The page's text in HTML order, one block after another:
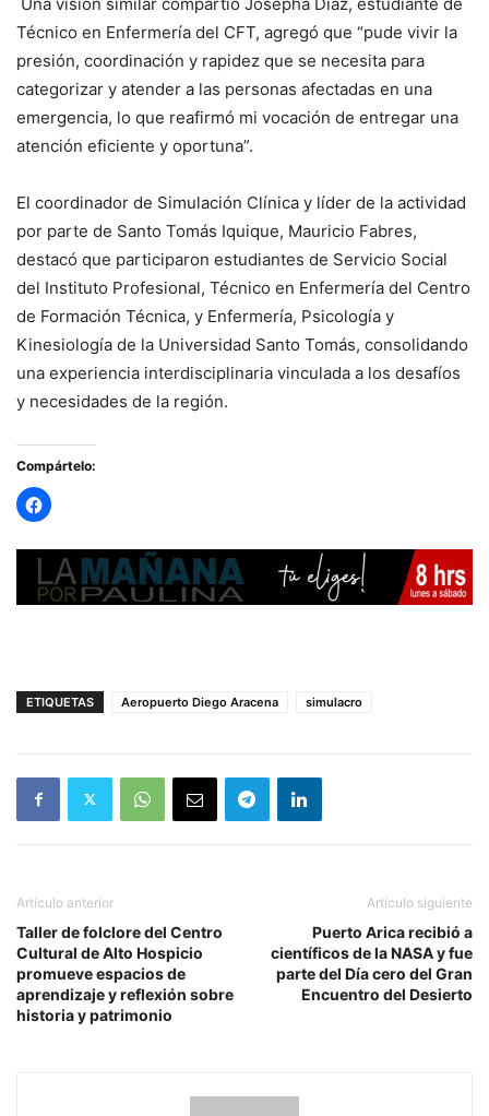
Técnico en Enfermería del CFT, agregó que “pude vivir la
presión, coordinación y rapidez que se necesita para
categorizar y atender a las personas afectadas en una
emergencia, lo que reafirmó mi vocación de entregar una
atención eficiente y oportuna”.
El coordinador de Simulación Clínica y líder de la actividad
por parte de Santo Tomás Iquique, Mauricio Fabres,
destacó que participaron estudiantes de Servicio Social
del Instituto Profesional, Técnico en Enfermería del Centro
de Formación Técnica, y Enfermería, Psicología y
Kinesiología de la Universidad Santo Tomás, consolidando
una experiencia interdisciplinaria vinculada a los desafíos
y necesidades de la región.
Compártelo:
ETIQUETAS Aeropuerto Diego Aracena simulacro
Artículo anterior
Taller de folclore del Centro
Cultural de Alto Hospicio
promueve espacios de
aprendizaje y reflexión sobre
historia y patrimonio
Artículo siguiente
Puerto Arica recibió a
científicos de la NASA y fue
parte del Día cero del Gran
Encuentro del Desierto